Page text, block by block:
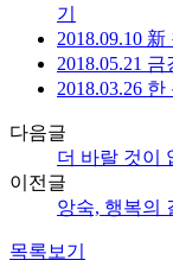
기
2018.09.10
2018.05.21
2018.03.26
다음글
더 바랄 것이
이전글
앙숙, 행복의
목록보기